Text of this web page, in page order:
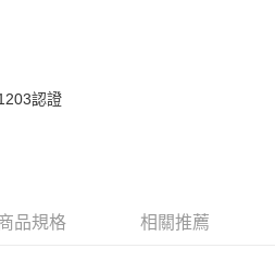
以上)免運費
以上)免運費
認證
品規格 相關推薦